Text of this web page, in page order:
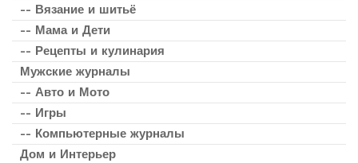
-- Вязание и шитьё
-- Мама и Дети
-- Рецепты и кулинария
Мужские журналы
-- Авто и Мото
-- Игры
-- Компьютерные журналы
Дом и Интерьер